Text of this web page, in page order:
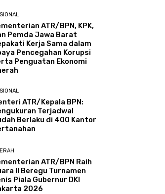
ATR/BPN, KPK,
Pemda Jawa Barat
Kerja Sama dalam
Pencegahan Korupsi
Penguatan Ekonomi
ATR/Kepala BPN:
Terjadwal
Berlaku di 400 Kantor
ATR/BPN Raih
II Beregu Turnamen
Piala Gubernur DKI
2026